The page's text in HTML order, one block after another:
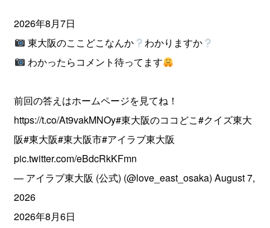
2026年8月7日
東大阪のここどこなんか
わかりますか
わかったらコメント待ってます
前回の答えはホームページを見てね！
https://t.co/At9vakMNOy#東大阪のココどこ#クイズ東大
阪#東大阪#東大阪市#アイラブ東大阪
pic.twitter.com/eBdcRkKFmn
— アイラブ東大阪 (公式) (@love_east_osaka)August 7,
2026
2026年8月6日